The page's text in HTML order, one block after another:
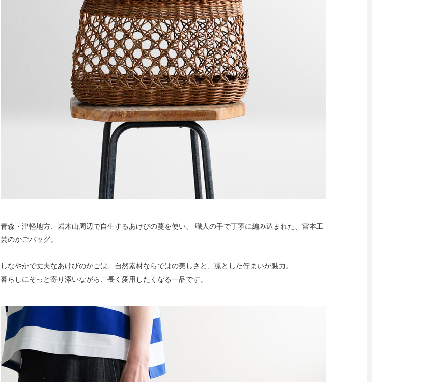
青森・津軽地方、岩木山周辺で自生するあけびの蔓を使い、 職人の手で丁寧に編み込まれた、宮本工
芸のかごバッグ。
しなやかで丈夫なあけびのかごは、自然素材ならではの美しさと、凛とした佇まいが魅力。
暮らしにそっと寄り添いながら、長く愛用したくなる一品です。